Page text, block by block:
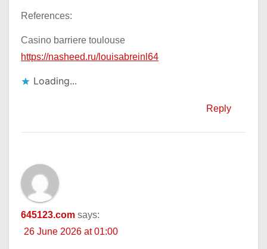
References:
Casino barriere toulouse
https://nasheed.ru/louisabreinl64
Loading...
Reply
645123.com says:
26 June 2026 at 01:00